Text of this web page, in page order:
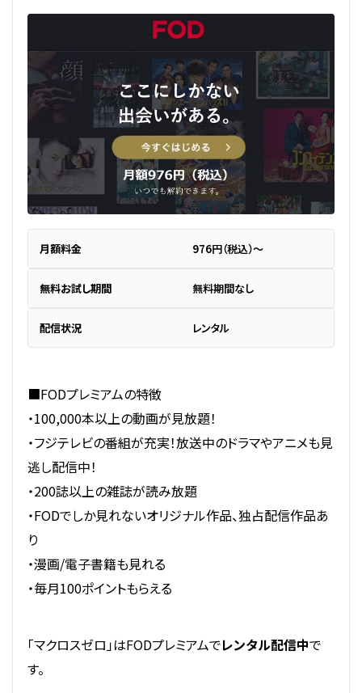
月額料金 976円（税込）～
無料お試し期間 無料期間なし
配信状況 レンタル
■FODプレミアムの特徴
・100,000本以上の動画が見放題！
・フジテレビの番組が充実！放送中のドラマやアニメも見
逃し配信中！
・200誌以上の雑誌が読み放題
・FODでしか見れないオリジナル作品、独占配信作品あ
り
・漫画/電子書籍も見れる
・毎月100ポイントもらえる
「マクロスゼロ」はFODプレミアムでレンタル配信中で
す。